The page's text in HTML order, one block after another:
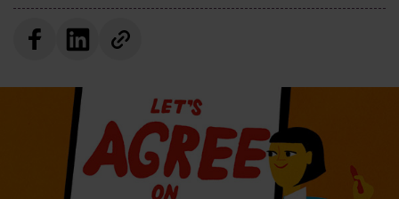
Annonsera
Kontakta oss
Kundservice
Villkor och policy för
personuppgiftsbehandling